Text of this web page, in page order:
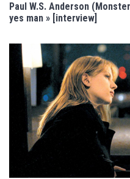
Paul W.S. Anderson
yes man » [interview]